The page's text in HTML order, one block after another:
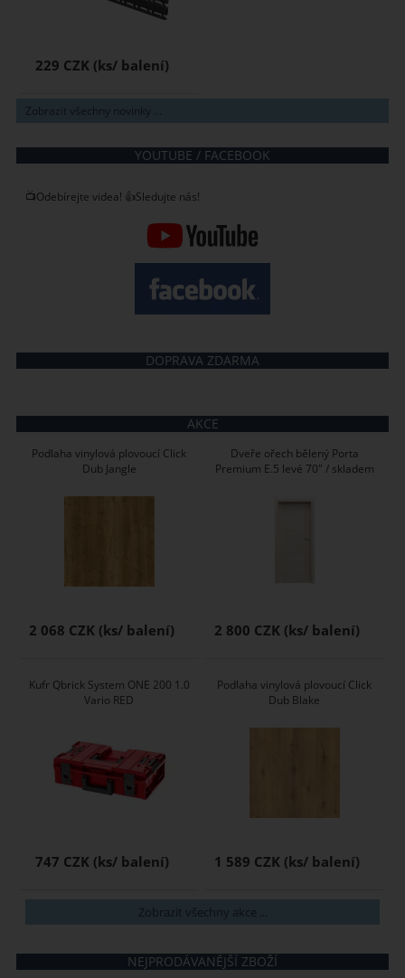
229 CZK
Zobrazit všechny novinky ...
YOUTUBE / FACEBOOK
📺Odebírejte videa! 👍Sledujte nás!
DOPRAVA ZDARMA
AKCE
Podlaha vinylová plovoucí Click
Dub Jangle
2 068 CZK
Dveře ořech bělený Porta
Premium E.5 levé 70" / skladem
2 800 CZK
Kufr Qbrick System ONE 200 1.0
Vario RED
747 CZK
Podlaha vinylová plovoucí Click
Dub Blake
1 589 CZK
Zobrazit všechny akce ...
NEJPRODÁVANĚJŠÍ ZBOŽÍ